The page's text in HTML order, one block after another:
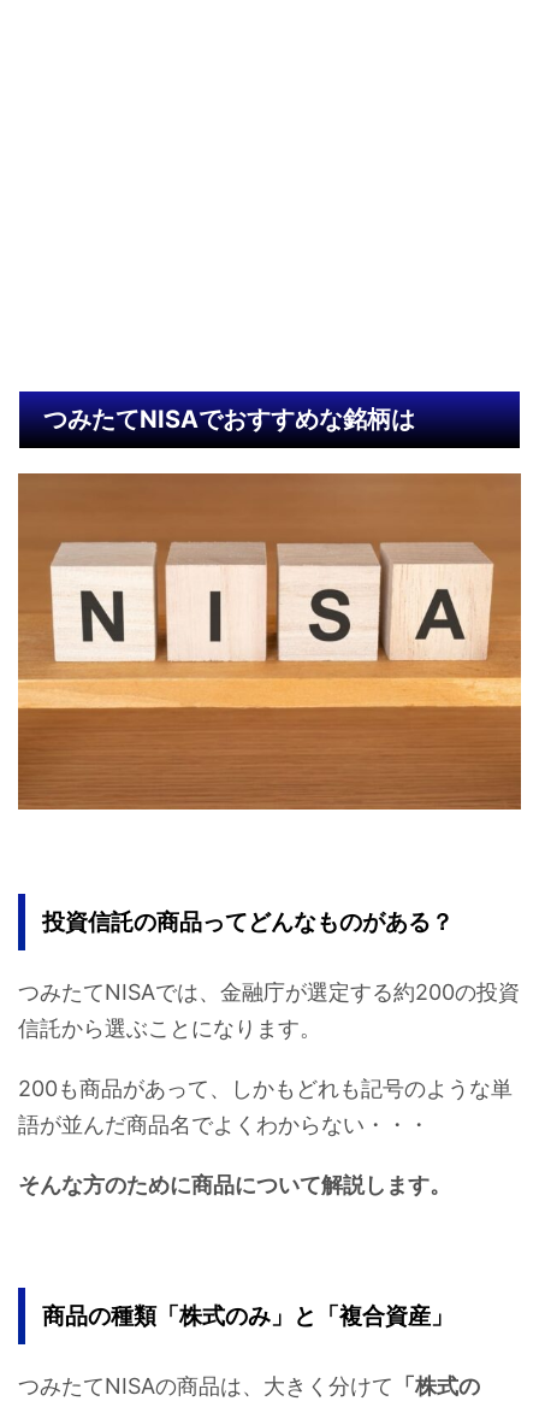
つみたてNISAでおすすめな銘柄は
投資信託の商品ってどんなものがある？
つみたてNISAでは、金融庁が選定する約200の投資
信託から選ぶことになります。
200も商品があって、しかもどれも記号のような単
語が並んだ商品名でよくわからない・・・
そんな方のために商品について解説します。
商品の種類「株式のみ」と「複合資産」
つみたてNISAの商品は、大きく分けて 「株式の